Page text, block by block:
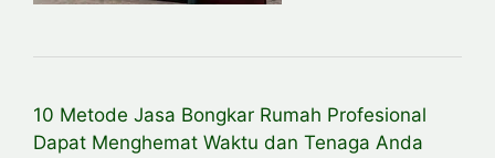
10 Metode Jasa Bongkar Rumah Profesional
Dapat Menghemat Waktu dan Tenaga Anda